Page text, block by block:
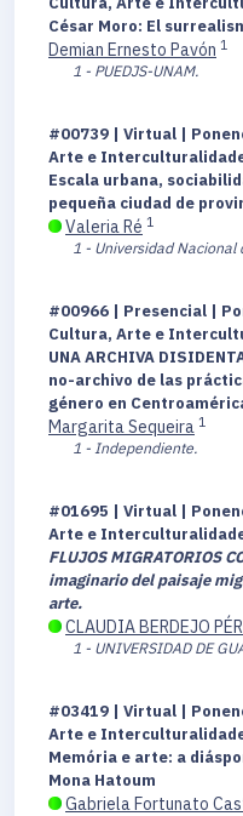
César Moro: El
Demian Ernesto Pavón 1
1 - PUEDJS-UNAM.
#00739 | Virtual |
Arte e
Escala urbana,
pequeña ciudad de
Valeria Ré 1
1 - Universidad Nacional
#00966 | Presencial |
Cultura, Arte e
UNA ARCHIVA
no-archivo de las
género en
Margarita Sequeira 1
1 - Independiente.
#01695 | Virtual |
Arte e
FLUJOS MIGRATORIOS
imaginario del paisaje
arte.
CLAUDIA BERDEJO
1 - UNIVERSIDAD DE
#03419 | Virtual |
Arte e
Memória e arte: a
Mona Hatoum
Gabriela Fortunato